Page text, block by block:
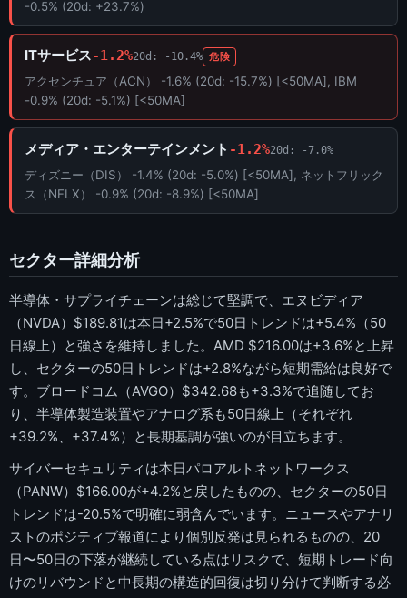
-0.5% (20d: +23.7%)
ITサービス-1.2%20d: -10.4% 危険
アクセンチュア（ACN） -1.6% (20d: -15.7%) [<50MA], IBM
-0.9% (20d: -5.1%) [<50MA]
メディア・エンターテインメント -1.2%20d: -7.0%
ディズニー（DIS） -1.4% (20d: -5.0%) [<50MA], ネットフリック
ス（NFLX） -0.9% (20d: -8.9%) [<50MA]
セクター詳細分析
半導体・サプライチェーンは総じて堅調で、エヌビディア
（NVDA）$189.81は本日+2.5%で50日トレンドは+5.4%（50
日線上）と強さを維持しました。AMD $216.00は+3.6%と上昇
し、セクターの50日トレンドは+2.8%ながら短期需給は良好で
す。ブロードコム（AVGO）$342.68も+3.3%で追随してお
り、半導体製造装置やアナログ系も50日線上（それぞれ
+39.2%、+37.4%）と長期基調が強いのが目立ちます。
サイバーセキュリティは本日パロアルトネットワークス
（PANW）$166.00が+4.2%と戻したものの、セクターの50日
トレンドは-20.5%で明確に弱含んでいます。ニュースやアナリ
ストのポジティブ報道により個別反発は見られるものの、20
日〜50日の下落が継続している点はリスクで、短期トレード向
けのリバウンドと中長期の構造的回復は切り分けて判断する必